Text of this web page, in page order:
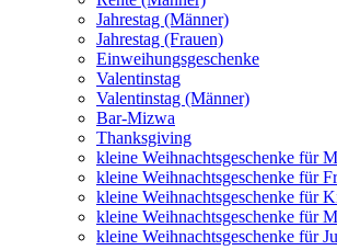
Jahrestag (Männer)
Jahrestag (Frauen)
Einweihungsgeschenke
Valentinstag
Valentinstag (Männer)
Bar-Mizwa
Thanksgiving
kleine Weihnachtsgeschenke für
kleine Weihnachtsgeschenke für
kleine Weihnachtsgeschenke für
kleine Weihnachtsgeschenke für
kleine Weihnachtsgeschenke für